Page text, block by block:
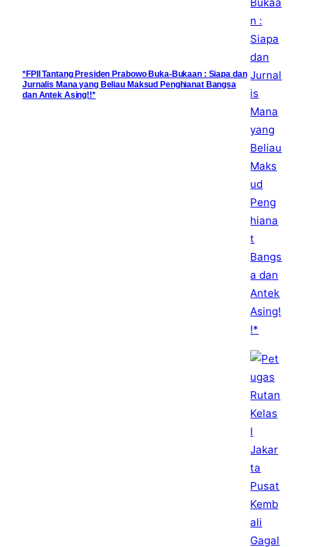
*FPII Tantang Presiden Prabowo Buka-Bukaan : Siapa dan
Jurnalis Mana yang Beliau Maksud Penghianat Bangsa
dan Antek Asing!!*